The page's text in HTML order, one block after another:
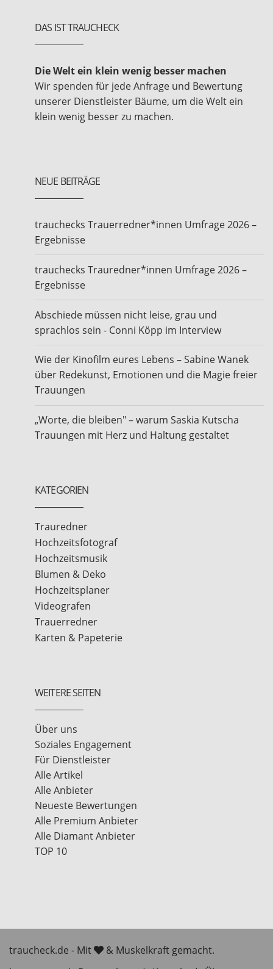
DAS IST TRAUCHECK
Die Welt ein klein wenig besser machen
Wir spenden für jede Anfrage und Bewertung
unserer Dienstleister Bäume, um die Welt ein
klein wenig besser zu machen.
NEUE BEITRÄGE
trauchecks Trauerredner*innen Umfrage 2026 –
Ergebnisse
trauchecks Trauredner*innen Umfrage 2026 –
Ergebnisse
Abschiede müssen nicht leise, grau und
sprachlos sein - Conni Köpp im Interview
Wie der Kinofilm eures Lebens – Sabine Wanek
über Redekunst, Emotionen und die Magie freier
Trauungen
„Worte, die bleiben" – warum Saskia Kutscha
Trauungen mit Herz und Haltung gestaltet
KATEGORIEN
Trauredner
Hochzeitsfotograf
Hochzeitsmusik
Blumen & Deko
Hochzeitsplaner
Videografen
Trauerredner
Karten & Papeterie
WEITERE SEITEN
Über uns
Soziales Engagement
Für Dienstleister
Alle Artikel
Alle Anbieter
Neueste Bewertungen
Alle Premium Anbieter
Alle Diamant Anbieter
TOP 10
traucheck.de - Mit
& Muskelkraft gemacht.